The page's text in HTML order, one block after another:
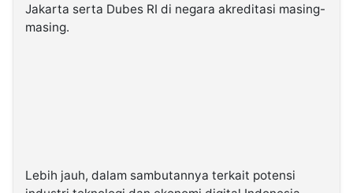
Jakarta serta Dubes RI di negara akreditasi masing-
masing.
Lebih jauh, dalam sambutannya terkait potensi